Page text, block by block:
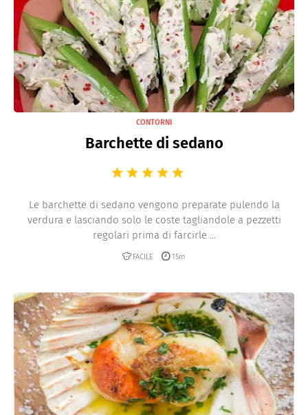
CONTORNI
Barchette di sedano
Le barchette di sedano vengono preparate pulendo la
verdura e lasciando solo le coste tagliandole a pezzetti
regolari prima di farcirle ...
FACILE 15m